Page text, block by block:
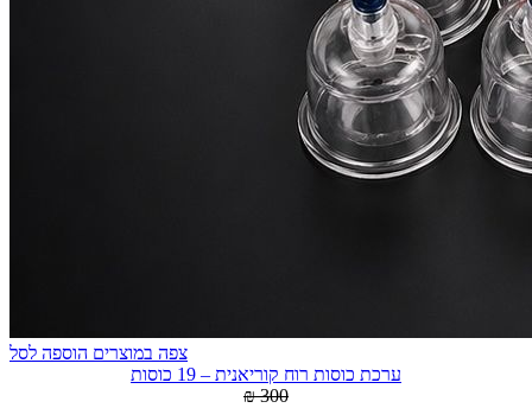
צפה במוצרים הוספה לסל
ערכת כוסות רוח קוריאנית – 19 כוסות
₪ 300